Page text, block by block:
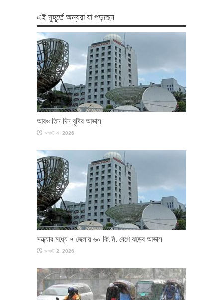
এই মুহূর্তে অন্যরা যা পড়ছেন
আরও তিন দিন বৃষ্টির আভাস
আগস্ট 4, 2026
সন্ধ্যার মধ্যে ৭ জেলায় ৬০ কি.মি. বেগে ঝড়ের আভাস
আগস্ট 2, 2026